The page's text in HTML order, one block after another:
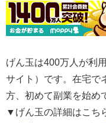
げん玉は400万人が利
サイト）です。在宅で
方、初めて副業を始め
▼げん玉の詳細はこち